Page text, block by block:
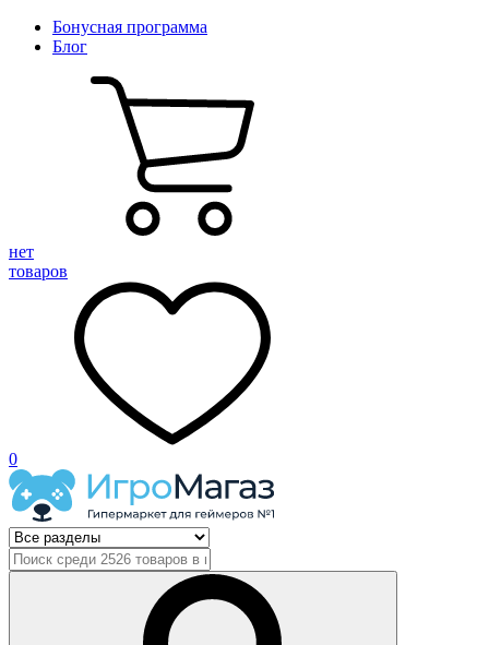
Бонусная программа
Блог
нет
товаров
0